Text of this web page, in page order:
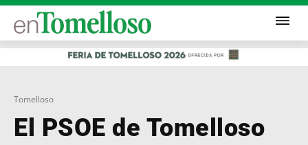
Tomelloso
El PSOE de Tomelloso